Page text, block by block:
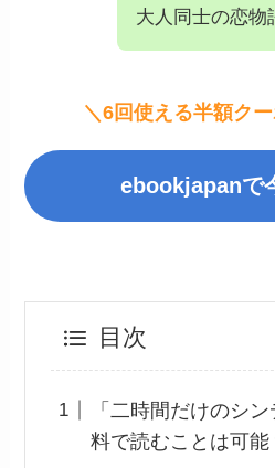
大人同士の恋物
＼6回使える半額ク
ebookjapanで
目次
「二時間だけのシ
料で読むことは可能